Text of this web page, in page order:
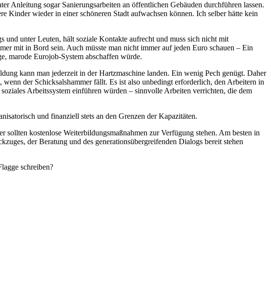
Anleitung sogar Sanierungsarbeiten an öffentlichen Gebäuden durchführen lassen.
wieder in einer schöneren Stadt aufwachsen können. Ich selber hätte kein
und unter Leuten, hält soziale Kontakte aufrecht und muss sich nicht mit
mit in Bord sein. Auch müsste man nicht immer auf jeden Euro schauen – Ein
marode Eurojob-System abschaffen würde.
kann man jederzeit in der Hartzmaschine landen. Ein wenig Pech genügt. Daher
der Schicksalshammer fällt. Es ist also unbedingt erforderlich, den Arbeitern in
Arbeitssystem einführen würden – sinnvolle Arbeiten verrichten, die dem
und finanziell stets an den Grenzen der Kapazitäten.
kostenlose Weiterbildungsmaßnahmen zur Verfügung stehen. Am besten in
der Beratung und des generationsübergreifenden Dialogs bereit stehen
schreiben?